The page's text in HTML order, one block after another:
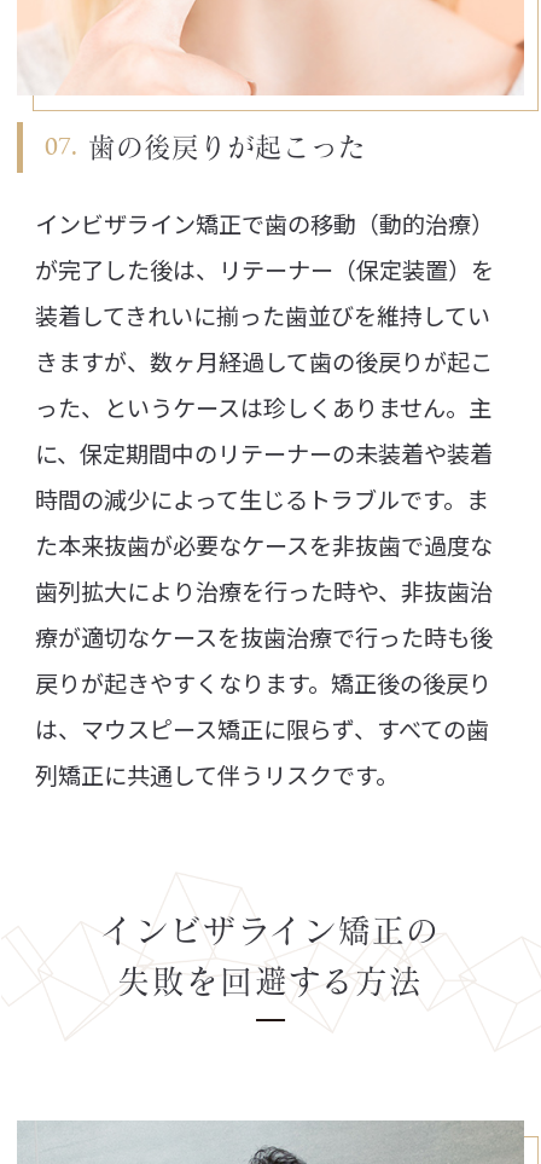
歯の後戻りが起こった
インビザライン矯正で歯の移動（動的治療）
が完了した後は、リテーナー（保定装置）を
装着してきれいに揃った歯並びを維持してい
きますが、数ヶ月経過して歯の後戻りが起こ
った、というケースは珍しくありません。主
に、保定期間中のリテーナーの未装着や装着
時間の減少によって生じるトラブルです。ま
た本来抜歯が必要なケースを非抜歯で過度な
歯列拡大により治療を行った時や、非抜歯治
療が適切なケースを抜歯治療で行った時も後
戻りが起きやすくなります。矯正後の後戻り
は、マウスピース矯正に限らず、すべての歯
列矯正に共通して伴うリスクです。
インビザライン矯正の
失敗を回避する方法